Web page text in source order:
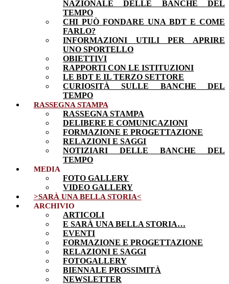
NAZIONALE DELLE BANCHE DEL
TEMPO
CHI PUÒ FONDARE UNA BDT E COME
FARLO?
INFORMAZIONI UTILI PER APRIRE
UNO SPORTELLO
OBIETTIVI
RAPPORTI CON LE ISTITUZIONI
LE BDT E IL TERZO SETTORE
CURIOSITÀ SULLE BANCHE DEL
TEMPO
RASSEGNA STAMPA
RASSEGNA STAMPA
DELIBERE E COMUNICAZIONI
FORMAZIONE E PROGETTAZIONE
RELAZIONI E SAGGI
NOTIZIARI DELLE BANCHE DEL
TEMPO
MEDIA
FOTO GALLERY
VIDEO GALLERY
>SARÀ UNA BELLA STORIA<
ARCHIVIO
ARTICOLI
E SARÀ UNA BELLA STORIA…
EVENTI
FORMAZIONE E PROGETTAZIONE
RELAZIONI E SAGGI
FOTOGALLERY
BIENNALE PROSSIMITÀ
NEWSLETTER